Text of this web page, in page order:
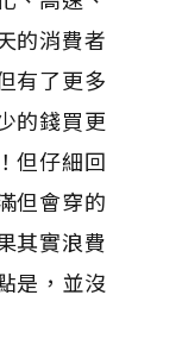
的消費者
有了更多
的錢買更
但仔細回
但會穿的
其實浪費
是，並沒